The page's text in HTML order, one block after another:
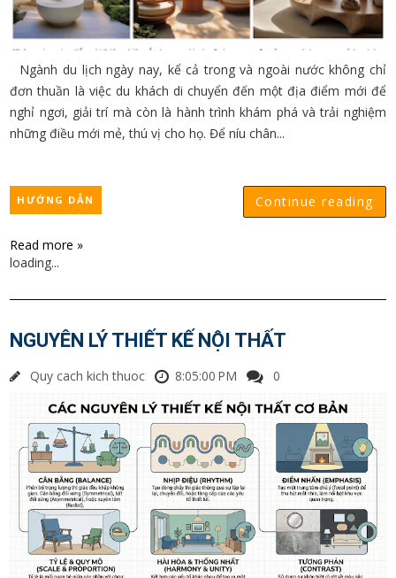
Ngành du lịch ngày nay, kể cả trong và ngoài nước không chỉ
đơn thuần là việc du khách di chuyển đến một địa điểm mới để
nghỉ ngơi, giải trí mà còn là hành trình khám phá và trải nghiệm
những điều mới mẻ, thú vị cho họ. Để níu chân...
Continue reading
HƯỚNG DẪN
Read more »
loading...
NGUYÊN LÝ THIẾT KẾ NỘI THẤT
Quy cach kich thuoc 8:05:00 PM 0